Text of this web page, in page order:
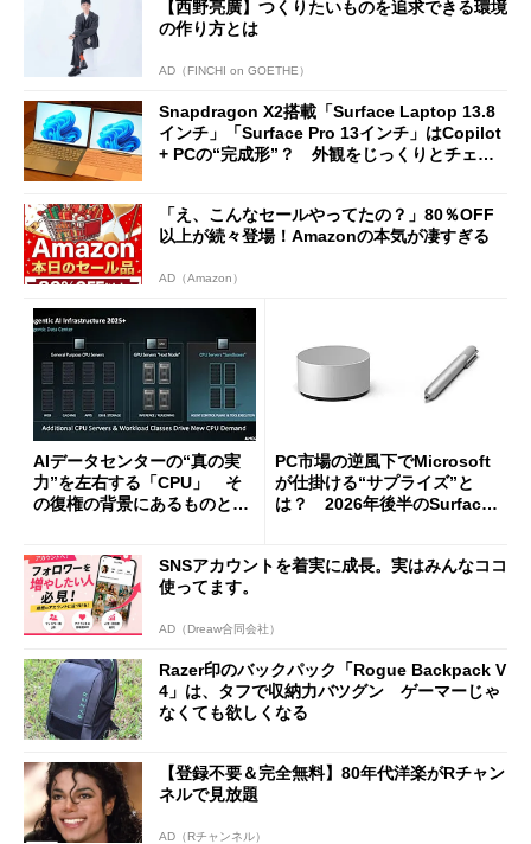
【西野亮廣】つくりたいものを追求できる環境
の作り方とは
AD（FINCHI on GOETHE）
Snapdragon X2搭載「Surface Laptop 13.8
インチ」「Surface Pro 13インチ」はCopilot
+ PCの“完成形”？ 外観をじっくりとチェッ
「え、こんなセールやってたの？」80％OFF
以上が続々登場！Amazonの本気が凄すぎる
AD（Amazon）
AIデータセンターの“真の実
力”を左右する「CPU」 そ
の復権の背景にあるものと
PC市場の逆風下でMicrosoft
が仕掛ける“サプライズ”と
は？ 2026年後半のSurface
SNSアカウントを着実に成長。実はみんなココ
使ってます。
AD（Dreaw合同会社）
Razer印のバックパック「Rogue Backpack V
4」は、タフで収納力バツグン ゲーマーじゃ
なくても欲しくなる
【登録不要＆完全無料】80年代洋楽がRチャン
ネルで見放題
AD（Rチャンネル）